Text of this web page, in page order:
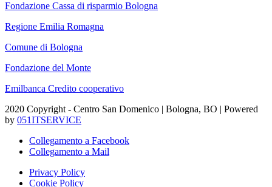
Fondazione Cassa di risparmio Bologna
Regione Emilia Romagna
Comune di Bologna
Fondazione del Monte
Emilbanca Credito cooperativo
2020 Copyright - Centro San Domenico | Bologna, BO | Powered
by 051ITSERVICE
Collegamento a Facebook
Collegamento a Mail
Privacy Policy
Cookie Policy